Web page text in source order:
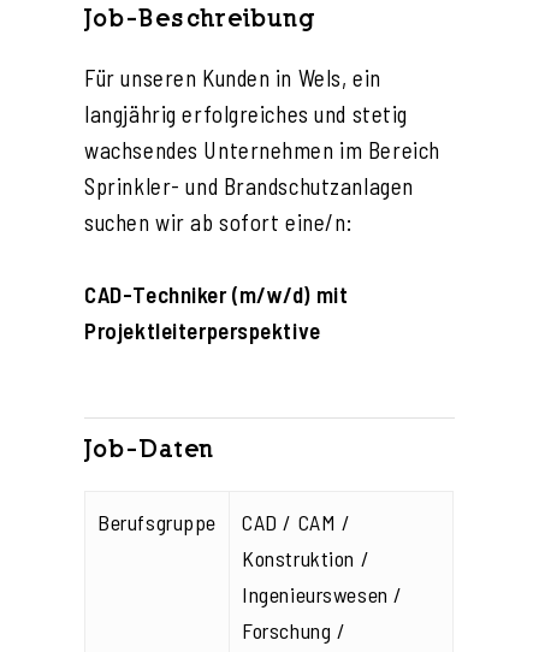
Job-Beschreibung
Für unseren Kunden in Wels, ein
langjährig erfolgreiches und stetig
wachsendes Unternehmen im Bereich
Sprinkler- und Brandschutzanlagen
suchen wir ab sofort eine/n:
CAD-Techniker (m/w/d) mit
Projektleiterperspektive
Job-Daten
Berufsgruppe
CAD / CAM /
Konstruktion /
Ingenieurswesen /
Forschung /